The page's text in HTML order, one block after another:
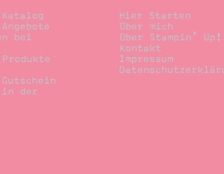
bei
in der
Hier Starten
Über mich
Über Stampin’ Up!
Kontakt
Impressum